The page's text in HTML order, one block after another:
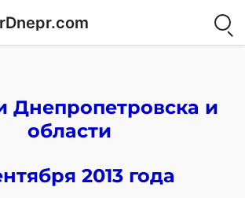
Днепропетровска и
области
2013 года